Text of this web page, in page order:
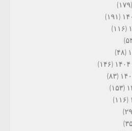
(۱۷۹)
(۱۹۱)
(۱۱۶)
(۴۸)
(۱۴۶)
(۸۳)
(۱۵۳)
(۱۱۶)